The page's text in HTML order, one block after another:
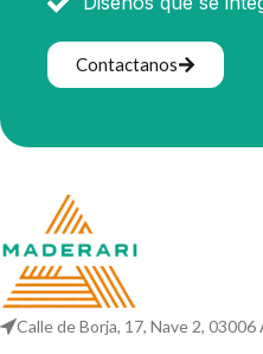
Contactanos
Calle de Borja, 17, Nave 2,